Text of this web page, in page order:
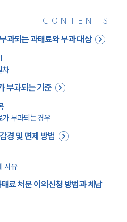
CONTENTS
과되는 과태료와 부과 대상
차
부과되는 기준
부과되는 경우
경 및 면제 방법
사유
료 처분 이의신청 방법과 체납